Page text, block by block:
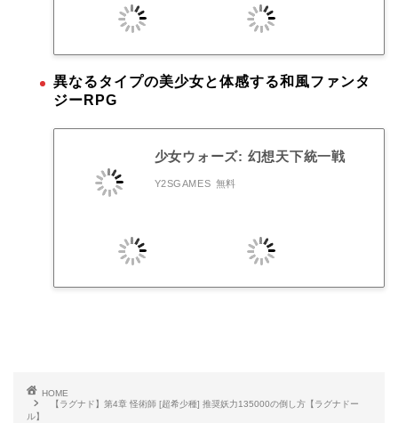
異なるタイプの美少女と体感する和風ファンタ
ジーRPG
少女ウォーズ: 幻想天下統一戦
Y2SGAMES 無料
HOME
【ラグナド】第4章 怪術師 [超希少種] 推奨妖力135000の倒し方【ラグナドー
ル】